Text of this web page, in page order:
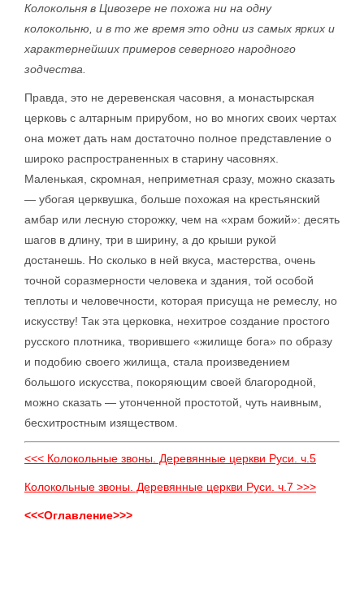
Колокольня в Цивозере не похожа ни на одну
колокольню, и в то же время это одни из самых ярких и
характернейших примеров северного народного
зодчества.
Правда, это не деревенская часовня, а монастырская
церковь с алтарным прирубом, но во многих своих чертах
она может дать нам достаточно полное представление о
широко распространенных в старину часовнях.
Маленькая, скромная, неприметная сразу, можно сказать
— убогая церквушка, больше похожая на крестьянский
амбар или лесную сторожку, чем на «храм божий»: десять
шагов в длину, три в ширину, а до крыши рукой
достанешь. Но сколько в ней вкуса, мастерства, очень
точной соразмерности человека и здания, той особой
теплоты и человечности, которая присуща не ремеслу, но
искусству! Так эта церковка, нехитрое создание простого
русского плотника, творившего «жилище бога» по образу
и подобию своего жилища, стала произведением
большого искусства, покоряющим своей благородной,
можно сказать — утонченной простотой, чуть наивным,
бесхитростным изяществом.
<<< Колокольные звоны. Деревянные церкви Руси. ч.5
Колокольные звоны. Деревянные церкви Руси. ч.7 >>>
<<<Оглавление>>>